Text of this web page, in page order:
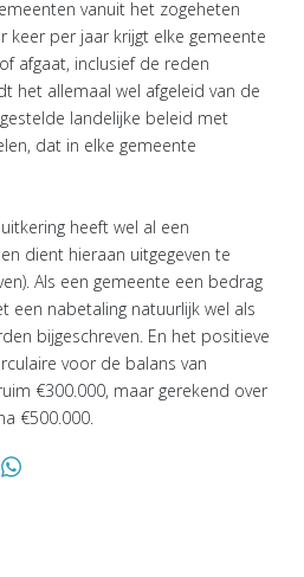
vanuit het zogeheten
keer per jaar krijgt elke gemeente
afgaat, inclusief de reden
het allemaal wel afgeleid van de
landelijke beleid met
dat in elke gemeente
heeft wel al een
dient hieraan uitgegeven te
Als een gemeente een bedrag
een nabetaling natuurlijk wel als
bijgeschreven. En het positieve
voor de balans van
€300.000, maar gerekend over
€500.000.